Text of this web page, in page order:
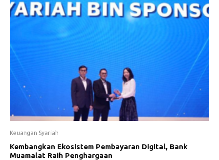
Keuangan Syariah
Kembangkan Ekosistem Pembayaran Digital, Bank
Muamalat Raih Penghargaan